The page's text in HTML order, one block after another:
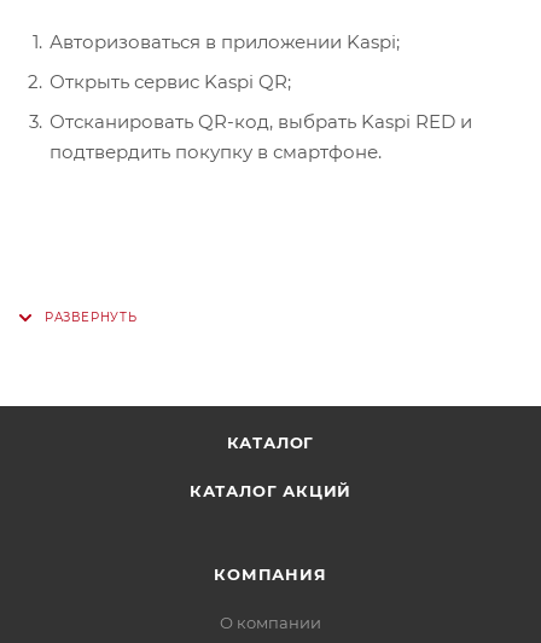
Авторизоваться в приложении Kaspi;
Открыть сервис Kaspi QR;
Отсканировать QR-код, выбрать Kaspi RED и
подтвердить покупку в смартфоне.
КАТАЛОГ
КАТАЛОГ АКЦИЙ
КОМПАНИЯ
О компании